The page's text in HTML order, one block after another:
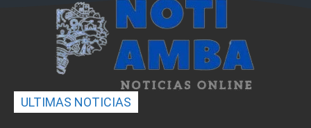
ULTIMAS NOTICIAS